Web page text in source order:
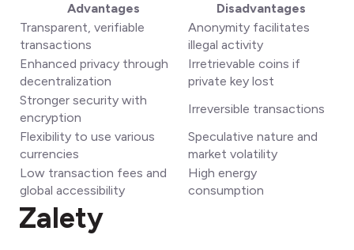
Advantages
Disadvantages
Transparent, verifiable
transactions
Anonymity facilitates
illegal activity
Enhanced privacy through
decentralization
Irretrievable coins if
private key lost
Stronger security with
encryption
Irreversible transactions
Flexibility to use various
currencies
Speculative nature and
market volatility
Low transaction fees and
global accessibility
High energy
consumption
Zalety